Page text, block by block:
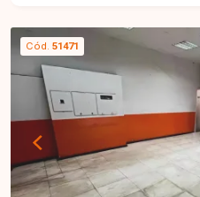
O imóvel conta com
vitrines frontais em
oferecendo ótima
segmentos de negócios. A loja possui piso
toda a área interna,
destinadas a escritório,
proporcionando
funcionalidade para
Cód. 51471